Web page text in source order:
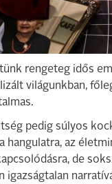
rengeteg idős
világunkban,
pedig súlyos
hangulatra, az
de
igazságtalan